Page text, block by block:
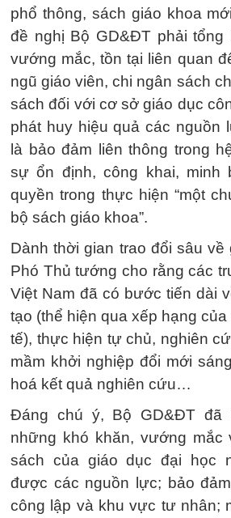
phổ thông, sách giáo khoa
đề nghị Bộ GD&ĐT phải tổng
vướng mắc, tồn tại liên quan
ngũ giáo viên, chi ngân sách
sách đối với cơ sở giáo dục
phát huy hiệu quả các
là bảo đảm liên thông trong
sự ổn định, công khai, minh
quyền trong thực hiện “một
bộ sách giáo khoa”.
Dành thời gian trao đổi sâu về
Phó Thủ tướng cho rằng các
Việt Nam đã có bước tiến dài
tạo (thể hiện qua xếp hạng
tế), thực hiện tự chủ, nghiên
mầm khởi nghiệp đổi mới
hoá kết quả nghiên cứu…
Đáng chú ý, Bộ GD&ĐT đã
những khó khăn, vướng mắc
sách của giáo dục đại học
được các nguồn lực; bảo
công lập và khu vực tư nhân;